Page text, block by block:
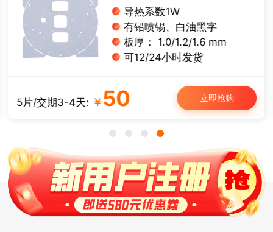
导热系数1W
有铅喷锡、白油黑字
板厚： 1.0/1.2/1.6 mm
可12/24小时发货
5片/交期3-4天: ￥ 50 立即抢购